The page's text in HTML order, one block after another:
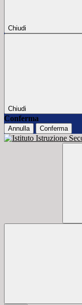
Chiudi
Chiudi
Conferma
Annulla Conferma